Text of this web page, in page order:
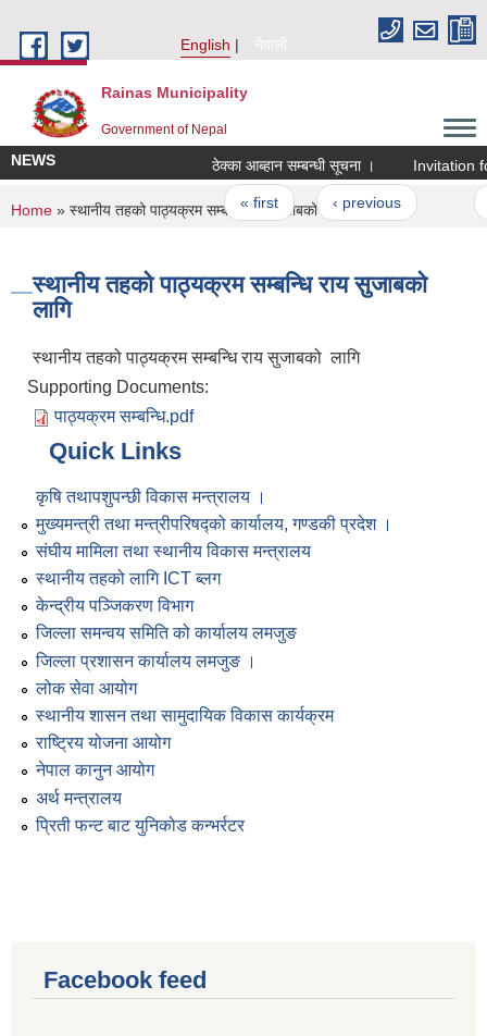
English
नेपाली
Rainas Municipality
Government of Nepal
NEWS ठेक्का आब्हान सम्बन्धी सूचना । Invitation
Pages
« first ‹ previous
You are here
Home » स्थानीय तहको पाठ्यक्रम सम्बन्धि राय सुजाबको लागि
स्थानीय तहको पाठ्यक्रम सम्बन्धि राय सुजाबको
लागि
स्थानीय तहको पाठ्यक्रम सम्बन्धि राय सुजाबको लागि
Supporting Documents:
पाठ्यक्रम सम्बन्धि.pdf
Quick Links
कृषि तथापशुपन्छी विकास मन्त्रालय ।
मुख्यमन्त्री तथा मन्त्रीपरिषद्को कार्यालय, गण्डकी प्रदेश ।
संघीय मामिला तथा स्थानीय विकास मन्त्रालय
स्थानीय तहको लागि ICT ब्लग
केन्द्रीय पञ्जिकरण विभाग
जिल्ला समन्वय समिति को कार्यालय लमजुङ
जिल्ला प्रशासन कार्यालय लमजुङ ।
लोक सेवा आयोग
स्थानीय शासन तथा सामुदायिक विकास कार्यक्रम
राष्ट्रिय योजना आयोग
नेपाल कानुन आयोग
अर्थ मन्त्रालय
प्रिती फन्ट बाट युनिकोड कन्भर्रटर
Facebook feed